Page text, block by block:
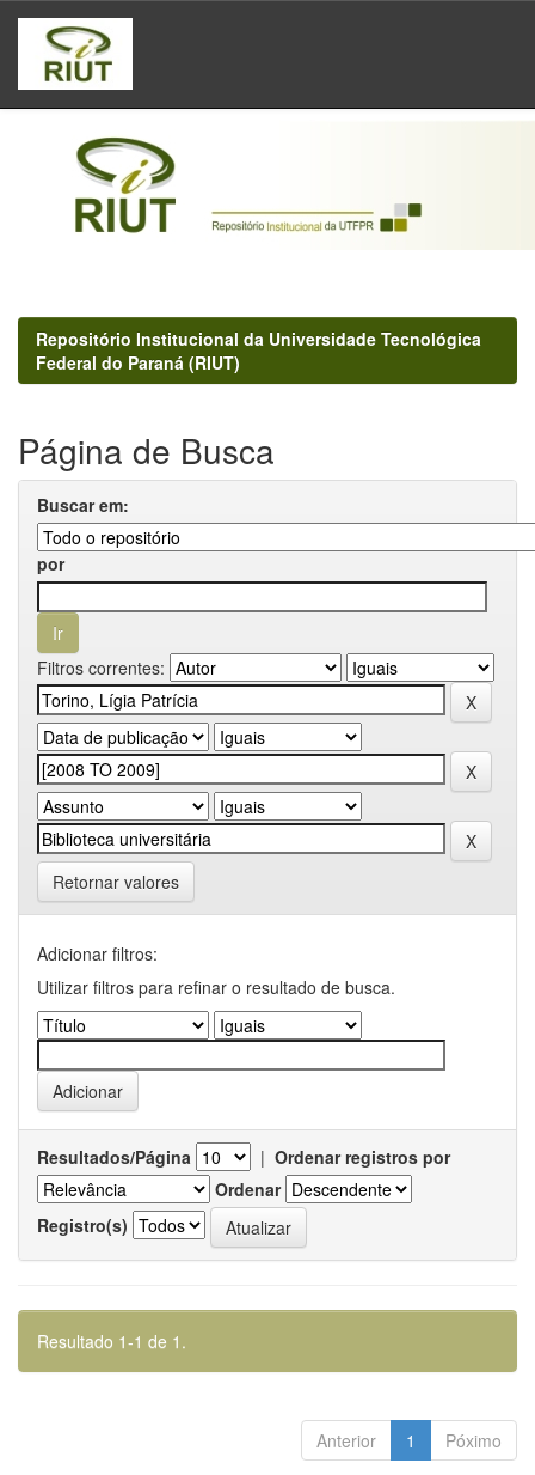
Skip
navigation
Repositório Institucional da Universidade Tecnológica
Federal do Paraná (RIUT)
Página de Busca
Buscar em:
por
Filtros correntes:
Retornar valores
Adicionar filtros:
Utilizar filtros para refinar o resultado de busca.
Resultados/Página | Ordenar registros por
Ordenar
Registro(s)
Resultado 1-1 de 1.
Anterior 1 Póximo